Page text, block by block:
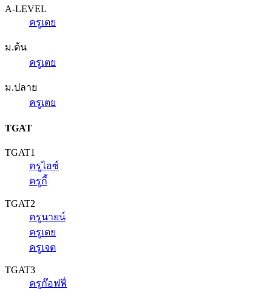
A-LEVEL
ครูเตย
ม.ต้น
ครูเตย
ม.ปลาย
ครูเตย
TGAT
TGAT1
ครูไอซ์
ครูกี้
TGAT2
ครูนายน์
ครูเตย
ครูเจต
TGAT3
ครูก๊อฟฟี่